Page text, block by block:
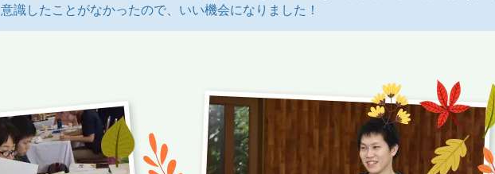
意識したことがなかったので、いい機会になりました！